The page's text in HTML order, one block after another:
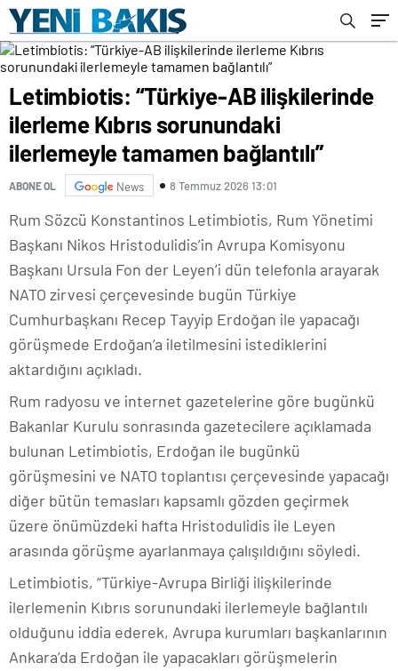
bağlantılı”
Letimbiotis: “Türkiye-AB ilişkilerinde
ilerleme Kıbrıs sorunundaki
ilerlemeyle tamamen bağlantılı”
ABONE OL News 8 Temmuz 2026 13:01
Rum Sözcü Konstantinos Letimbiotis, Rum Yönetimi
Başkanı Nikos Hristodulidis’in Avrupa Komisyonu
Başkanı Ursula Fon der Leyen’i dün telefonla arayarak
NATO zirvesi çerçevesinde bugün Türkiye
Cumhurbaşkanı Recep Tayyip Erdoğan ile yapacağı
görüşmede Erdoğan’a iletilmesini istediklerini
aktardığını açıkladı.
Rum radyosu ve internet gazetelerine göre bugünkü
Bakanlar Kurulu sonrasında gazetecilere açıklamada
bulunan Letimbiotis, Erdoğan ile bugünkü
görüşmesini ve NATO toplantısı çerçevesinde yapacağı
diğer bütün temasları kapsamlı gözden geçirmek
üzere önümüzdeki hafta Hristodulidis ile Leyen
arasında görüşme ayarlanmaya çalışıldığını söyledi.
Letimbiotis, “Türkiye-Avrupa Birliği ilişkilerinde
ilerlemenin Kıbrıs sorunundaki ilerlemeyle bağlantılı
olduğunu iddia ederek, Avrupa kurumları başkanlarının
Ankara’da Erdoğan ile yapacakları görüşmelerin